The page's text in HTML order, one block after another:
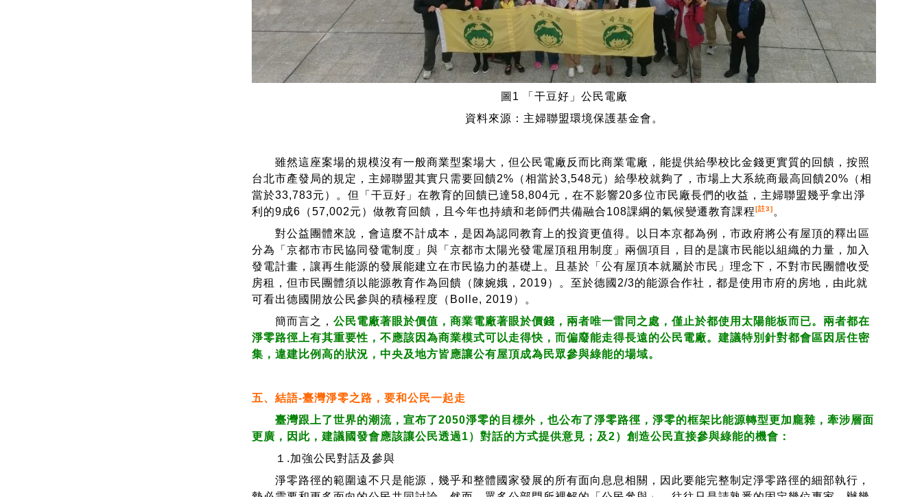
圖1 「干豆好」公民電廠
資料來源：主婦聯盟環境保護基金會。
雖然這座案場的規模沒有一般商業型案場大，但公民電廠反而比商業電廠，能提供給學校比金錢更實質的回饋，按照
台北市產發局的規定，主婦聯盟其實只需要回饋2%（相當於3,548元）給學校就夠了，市場上大系統商最高回饋20%（相
當於33,783元）。但「干豆好」在教育的回饋已達58,804元，在不影響20多位市民廠長們的收益，主婦聯盟幾乎拿出淨
利的9成6（57,002元）做教育回饋，且今年也持續和老師們共備融合108課綱的氣候變遷教育課程[註3] 。
對公益團體來說，會這麼不計成本，是因為認同教育上的投資更值得。以日本京都為例，市政府將公有屋頂的釋出區
分為「京都市市民協同發電制度」與「京都市太陽光發電屋頂租用制度」兩個項目，目的是讓市民能以組織的力量，加入
發電計畫，讓再生能源的發展能建立在市民協力的基礎上。且基於「公有屋頂本就屬於市民」理念下，不對市民團體收受
房租，但市民團體須以能源教育作為回饋（陳婉娥，2019）。至於德國2/3的能源合作社，都是使用市府的房地，由此就
可看出德國開放公民參與的積極程度（Bolle, 2019）。
簡而言之，公民電廠著眼於價值，商業電廠著眼於價錢，兩者唯一雷同之處，僅止於都使用太陽能板而已。兩者都在
淨零路徑上有其重要性，不應該因為商業模式可以走得快，而偏廢能走得長遠的公民電廠。建議特別針對都會區因居住密
集，違建比例高的狀況，中央及地方皆應讓公有屋頂成為民眾參與綠能的場域。
五、結語-臺灣淨零之路，要和公民一起走
臺灣跟上了世界的潮流，宣布了2050淨零的目標外，也公布了淨零路徑，淨零的框架比能源轉型更加龐雜，牽涉層面
更廣，因此，建議國發會應該讓公民透過1）對話的方式提供意見；及2）創造公民直接參與綠能的機會：
１.加強公民對話及參與
淨零路徑的範圍遠不只是能源，幾乎和整體國家發展的所有面向息息相關，因此要能完整制定淨零路徑的細部執行，